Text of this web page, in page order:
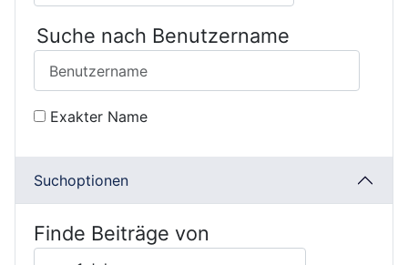
Suche nach Benutzername
Exakter Name
Suchoptionen
Finde Beiträge von